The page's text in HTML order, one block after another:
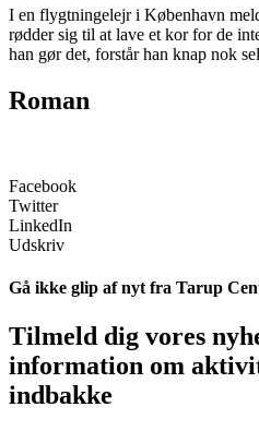
I en flygtningelejr i København
rødder sig til at lave et kor for de
han gør det, forstår han knap nok
Roman
Facebook
Twitter
LinkedIn
Udskriv
Gå ikke glip af nyt fra Tarup
Tilmeld dig vores
information om
indbakke